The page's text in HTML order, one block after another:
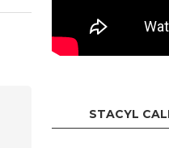
STACYL